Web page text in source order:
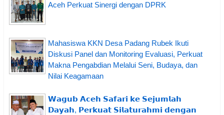
Aceh Perkuat Sinergi dengan DPRK
Mahasiswa KKN Desa Padang Rubek Ikuti
Diskusi Panel dan Monitoring Evaluasi, Perkuat
Makna Pengabdian Melalui Seni, Budaya, dan
Nilai Keagamaan
𝗪𝗮𝗴𝘂𝗯 𝗔𝗰𝗲𝗵 𝗦𝗮𝗳𝗮𝗿𝗶 𝗸𝗲 𝗦𝗲𝗷𝘂𝗺𝗹𝗮𝗵
𝗗𝗮𝘆𝗮𝗵, 𝗣𝗲𝗿𝗸𝘂𝗮𝘁 𝗦𝗶𝗹𝗮𝘁𝘂𝗿𝗮𝗵𝗺𝗶 𝗱𝗲𝗻𝗴𝗮𝗻